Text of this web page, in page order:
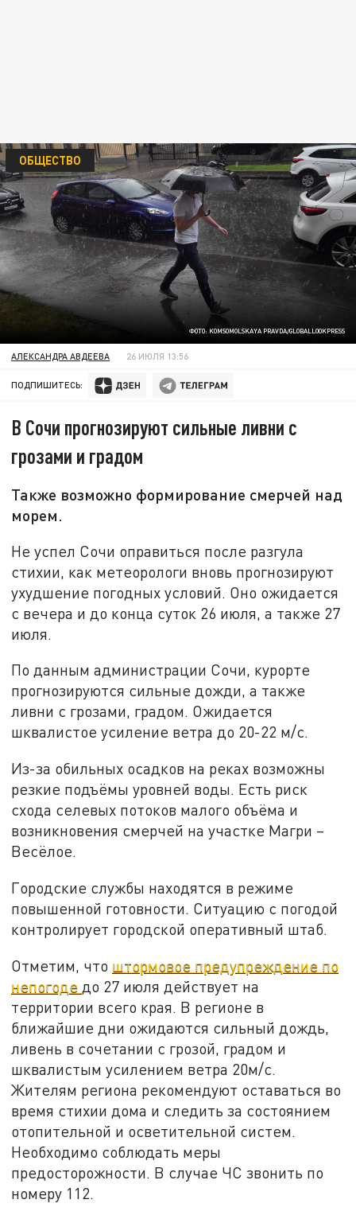
ФОТО: KOMSOMOLSKAYA PRAVDA/GLOBALLOOKPRESS
ОБЩЕСТВО
АЛЕКСАНДРА АВДЕЕВА 26 ИЮЛЯ 13:56
ПОДПИШИТЕСЬ:
В Сочи прогнозируют сильные ливни с
грозами и градом
Также возможно формирование смерчей над
морем.
Не успел Сочи оправиться после разгула
стихии, как метеорологи вновь прогнозируют
ухудшение погодных условий. Оно ожидается
с вечера и до конца суток 26 июля, а также 27
июля.
По данным администрации Сочи, курорте
прогнозируются сильные дожди, а также
ливни с грозами, градом. Ожидается
шквалистое усиление ветра до 20-22 м/с.
Из-за обильных осадков на реках возможны
резкие подъёмы уровней воды. Есть риск
схода селевых потоков малого объёма и
возникновения смерчей на участке Магри –
Весёлое.
Городские службы находятся в режиме
повышенной готовности. Ситуацию с погодой
контролирует городской оперативный штаб.
Отметим, что штормовое предупреждение по
непогоде до 27 июля действует на
территории всего края. В регионе в
ближайшие дни ожидаются сильный дождь,
ливень в сочетании с грозой, градом и
шквалистым усилением ветра 20м/с.
Жителям региона рекомендуют оставаться во
время стихии дома и следить за состоянием
отопительной и осветительной систем.
Необходимо соблюдать меры
предосторожности. В случае ЧС звонить по
номеру 112.